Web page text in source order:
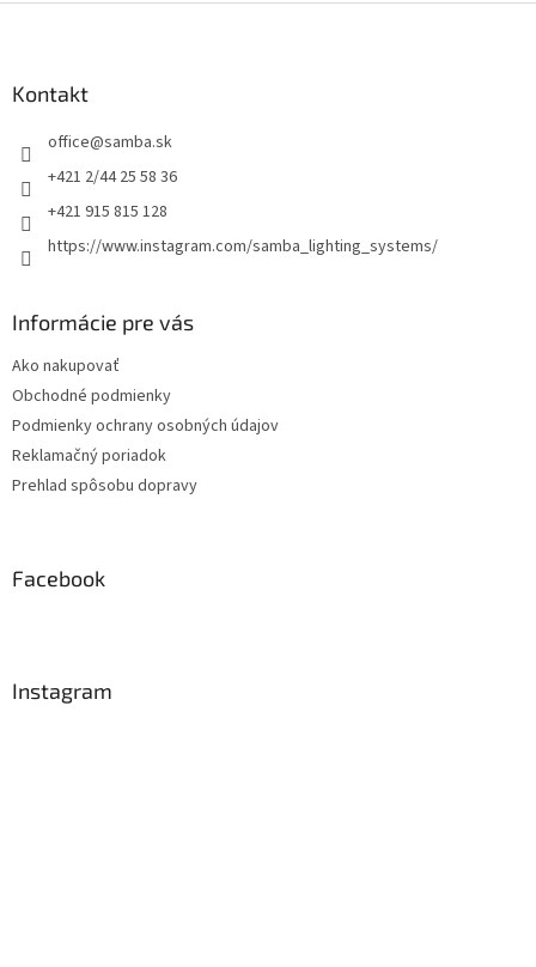
Kontakt
office@samba.sk
+421 2/44 25 58 36
+421 915 815 128
https://www.instagram.com/samba_lighting_systems/
Informácie pre vás
Ako nakupovať
Obchodné podmienky
Podmienky ochrany osobných údajov
Reklamačný poriadok
Prehlad spôsobu dopravy
Facebook
Instagram